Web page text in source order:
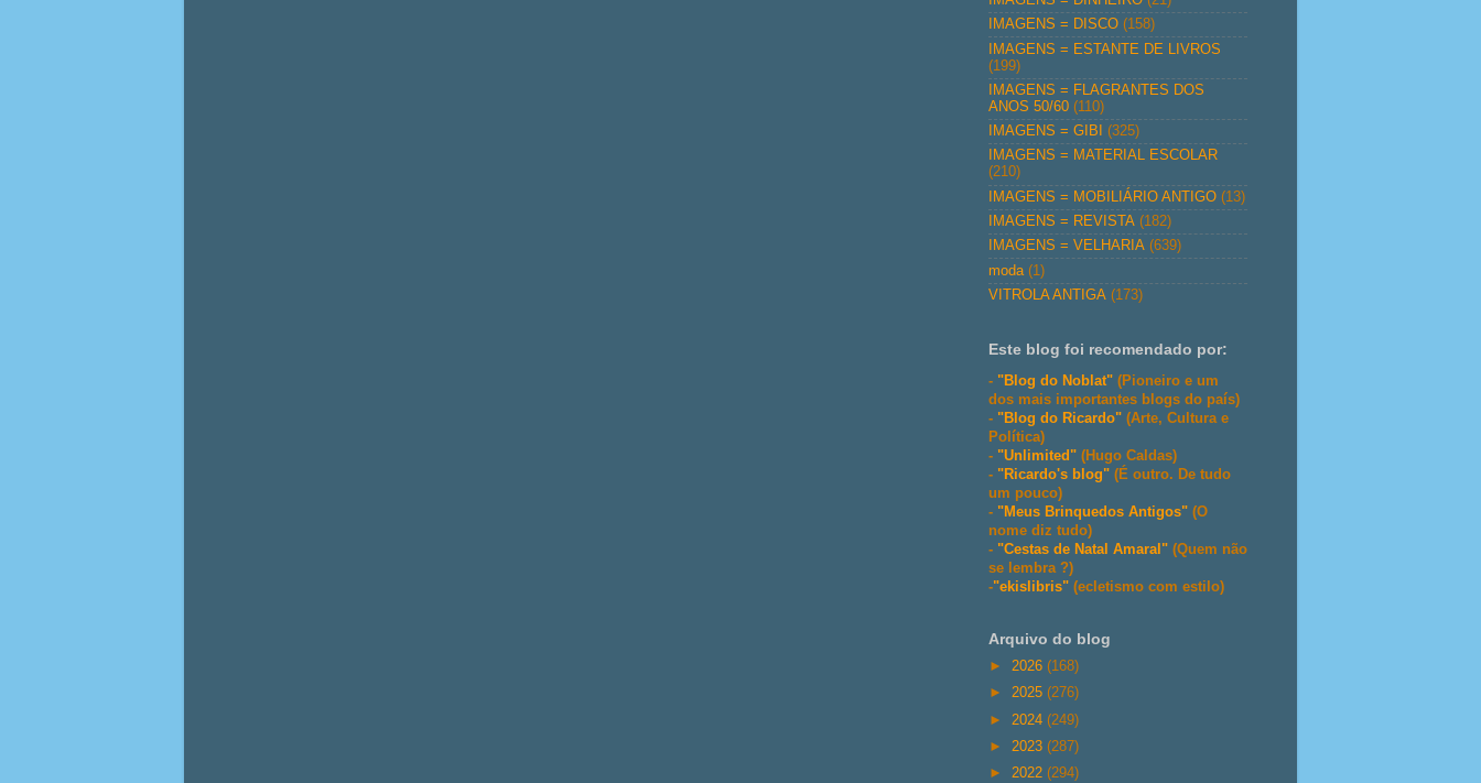
IMAGENS = DISCO (158)
IMAGENS = ESTANTE DE LIVROS
(199)
IMAGENS = FLAGRANTES DOS
ANOS 50/60 (110)
IMAGENS = GIBI
(325)
IMAGENS = MATERIAL ESCOLAR
(210)
IMAGENS = MOBILIÁRIO ANTIGO (13)
IMAGENS = REVISTA (182)
IMAGENS = VELHARIA (639)
moda (1)
VITROLA ANTIGA (173)
Este blog foi recomendado por:
- "Blog do Noblat" (Pioneiro e um
dos mais importantes blogs do país)
- "Blog do Ricardo" (Arte, Cultura e
Política)
- "Unlimited" (Hugo Caldas)
- "Ricardo's blog" (É outro. De tudo
um pouco)
- "Meus Brinquedos Antigos" (O
nome diz tudo)
- "Cestas de Natal Amaral" (Quem não
se lembra ?)
-"ekislibris" (ecletismo com estilo)
Arquivo do blog
► 2026 (168)
► 2025 (276)
► 2024 (249)
► 2023 (287)
► 2022 (294)